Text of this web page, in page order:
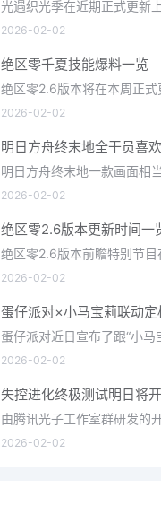
2026-02-02
绝区零千夏技能爆料一览
2026-02-02
明日方舟终末地全干员喜
2026-02-02
绝区零2.6版本更新时间一
2026-02-02
2026-02-02
2026-02-02